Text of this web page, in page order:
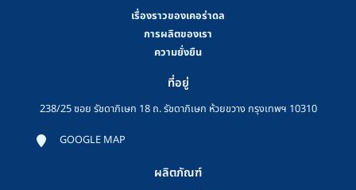
เรื่องราวของเคอร่าดล
การผลิตของเรา
ความยั่งยืน
ที่อยู่
238/25 ซอย รัชดาภิเษก 18 ถ. รัชดาภิเษก ห้วยขวาง กรุงเทพฯ 10310
GOOGLE MAP
ผลิตภัณฑ์